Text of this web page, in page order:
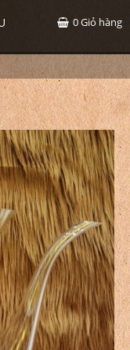
0Giỏ hàng